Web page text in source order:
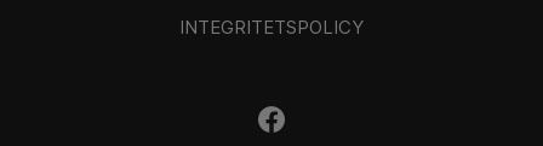
INTEGRITETSPOLICY